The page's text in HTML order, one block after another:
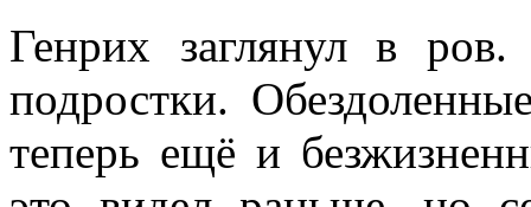
Генрих заглянул в
подростки.
теперь ещё и